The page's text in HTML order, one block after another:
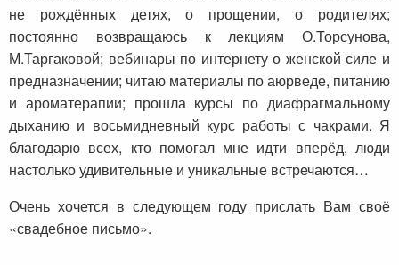
не рождённых детях, о прощении, о родителях;
постоянно возвращаюсь к лекциям О.Торсунова,
М.Таргаковой; вебинары по интернету о женской силе и
предназначении; читаю материалы по аюрведе, питанию
и ароматерапии; прошла курсы по диафрагмальному
дыханию и восьмидневный курс работы с чакрами. Я
благодарю всех, кто помогал мне идти вперёд, люди
настолько удивительные и уникальные встречаются…
Очень хочется в следующем году прислать Вам своё
«свадебное письмо».